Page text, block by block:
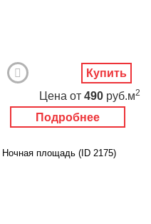
Подробнее
Цена от 490 руб.м2
Купить
Ночная площадь (ID 2175)